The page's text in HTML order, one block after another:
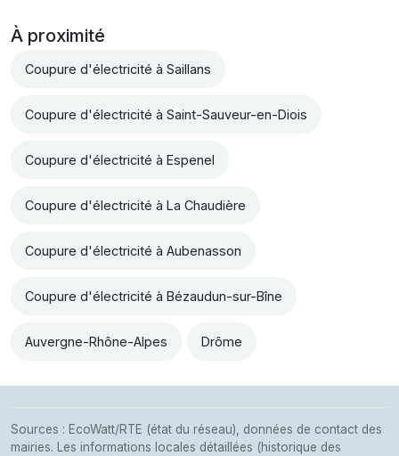
À proximité
Coupure d'électricité à Saillans
Coupure d'électricité à Saint-Sauveur-en-Diois
Coupure d'électricité à Espenel
Coupure d'électricité à La Chaudière
Coupure d'électricité à Aubenasson
Coupure d'électricité à Bézaudun-sur-Bîne
Auvergne-Rhône-Alpes Drôme
Sources : EcoWatt/RTE (état du réseau), données de contact des
mairies. Les informations locales détaillées (historique des